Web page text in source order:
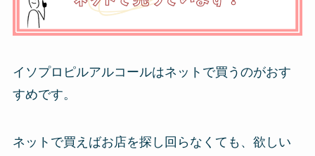
イソプロピルアルコールはネットで買うのがおす
すめです。
ネットで買えばお店を探し回らなくても、欲しい